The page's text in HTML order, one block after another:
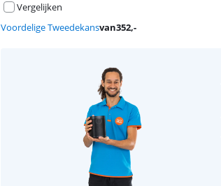
Vergelijken
Voordelige Tweedekansvan352,-